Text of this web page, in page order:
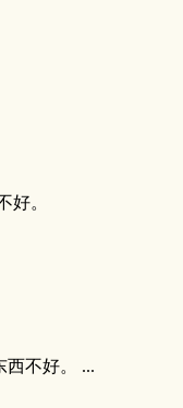
好。
西不好。 ...